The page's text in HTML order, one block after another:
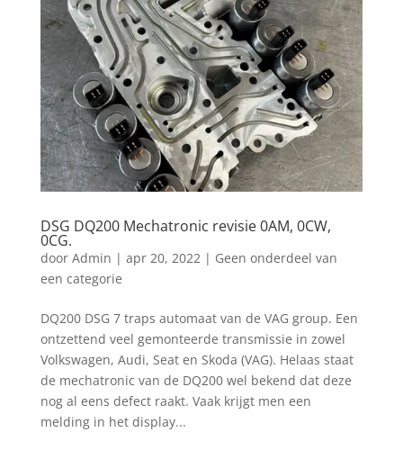
DSG DQ200 Mechatronic revisie 0AM, 0CW,
0CG.
door Admin | apr 20, 2022 | Geen onderdeel van
een categorie
DQ200 DSG 7 traps automaat van de VAG group. Een
ontzettend veel gemonteerde transmissie in zowel
Volkswagen, Audi, Seat en Skoda (VAG). Helaas staat
de mechatronic van de DQ200 wel bekend dat deze
nog al eens defect raakt. Vaak krijgt men een
melding in het display...